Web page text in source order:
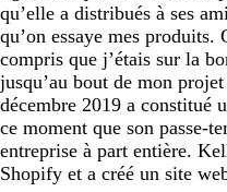
qu’elle a distribués à ses
qu’on essaye mes produits.
compris que j’étais sur la
jusqu’au bout de mon
décembre 2019 a constitué
ce moment que son passe-
entreprise à part entière.
Shopify et a créé un site